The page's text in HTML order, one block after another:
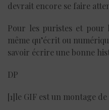
devrait encore se faire
Pour les puristes et pour
même qu’écrit ou
savoir écrire une bonne
DP
[1]le GIF est un montage